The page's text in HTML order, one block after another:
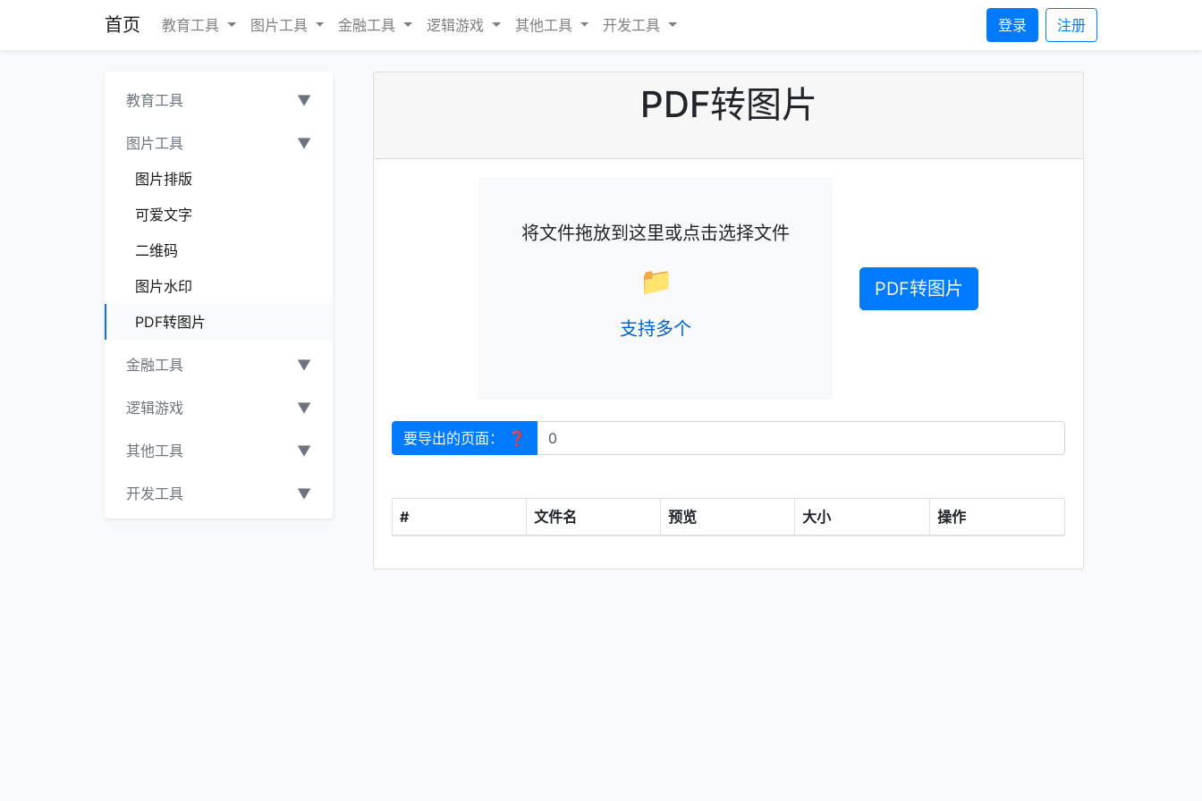
首页 教育工具 图片工具 金融工具 逻辑游戏 其他工具 开发工具 登录 注册
教育工具 ▼
图片工具
▼
图片排版
可爱文字
二维码
图片水印
PDF转图片
金融工具 ▼
逻辑游戏 ▼
其他工具 ▼
开发工具 ▼
PDF转图片
将文件拖放到这里或点击选择文件
📁
支持多个
PDF转图片
要导出的页面： ❓
# 文件名 预览 大小 操作